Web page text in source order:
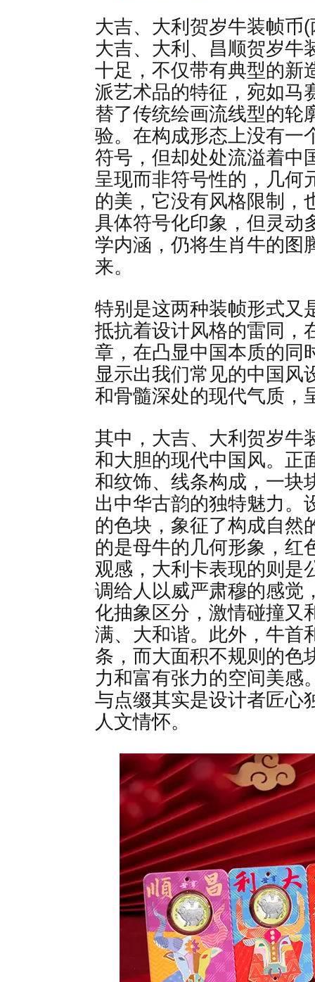
大吉、大利贺岁牛装帧币
大吉、大利、昌顺贺岁牛
十足，不仅带有典型的新
派艺术品的特征，宛如马
替了传统绘画流线型的轮
验。在构成形态上没有一
符号，但却处处流溢着中
呈现而非符号性的，几何
的美，它没有风格限制，
具体符号化印象，但灵动
学内涵，仍将生肖牛的图
来。
特别是这两种装帧形式又
抵抗着设计风格的雷同，
章，在凸显中国本质的同
显示出我们常见的中国风
和骨髓深处的现代气质，
其中，大吉、大利贺岁牛
和大胆的现代中国风。正
和纹饰、线条构成，一块
出中华古韵的独特魅力。
的色块，象征了构成自然
的是母牛的几何形象，红
观感，大利卡表现的则是
调给人以威严肃穆的感觉
化抽象区分，激情碰撞又
满、大和谐。此外，牛首
条，而大面积不规则的色
力和富有张力的空间美感
与点缀其实是设计者匠心
人文情怀。